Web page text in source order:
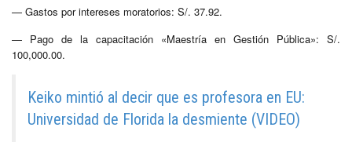
— Gastos por intereses moratorios: S/. 37.92.
— Pago de la capacitación «Maestría en Gestión Pública»: S/.
100,000.00.
Keiko mintió al decir que es profesora en EU:
Universidad de Florida la desmiente (VIDEO)